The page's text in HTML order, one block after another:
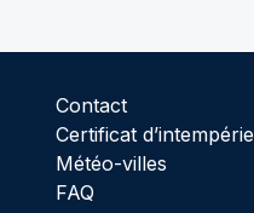
Contact
Certificat d’intempérie
Météo-villes
FAQ